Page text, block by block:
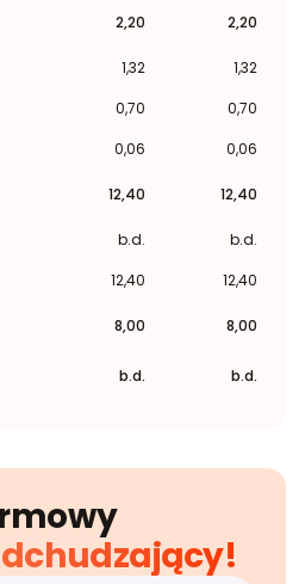
2,20 2,20
1,32
1,32
0,70
0,70
0,06 0,06
12,40 12,40
b.d.
b.d.
12,40 12,40
8,00 8,00
b.d. b.d.